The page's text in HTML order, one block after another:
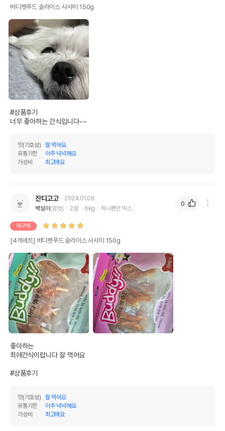
버디펫푸드 슬라이스 사사미 150g
#상품후기
너무 좋아하는 간식입니다~~
맛(기호성)
잘 먹어요
유통기한
아주 넉넉해요
가성비
최고에요
잔디고고
2024.01.06
백설이 (암컷) 2살 6kg 하나뿐인 믹스
재구매
[4개세트] 버디펫푸드 슬라이스 사사미 150g
좋아하는
최애간식이랍니다 잘 먹어요
#상품후기
맛(기호성)
잘 먹어요
유통기한
아주 넉넉해요
가성비
최고에요
0